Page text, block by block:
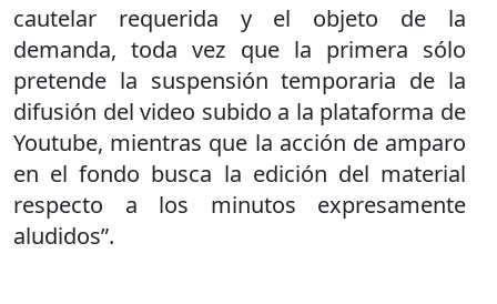
cautelar requerida y el objeto de la
demanda, toda vez que la primera sólo
pretende la suspensión temporaria de la
difusión del video subido a la plataforma de
Youtube, mientras que la acción de amparo
en el fondo busca la edición del material
respecto a los minutos expresamente
aludidos”.